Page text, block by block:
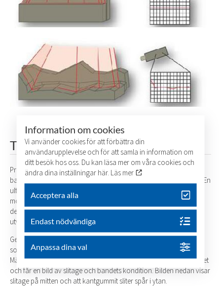
Tjockleksmätning med ultraljud
Primogum har utvecklat och tillverkat instrument för att mäta ett
bands tjocklek. Vi mäter såväl textilarmerade som stålkords band.En
ultraljudssond skickar en signal genom bandet. När ljudet studsar
mot ett skikt reflekteras ljudet tillbaka till mätsonden. Signalen
detekteras i en dator och registrering sker i dataprogrammet vi
utvecklat.
Genom att magnetisera stålcorden får vi ut en bild på alla skador,
som redovisas på ett överskådligt sätt för användaren.
Mätresultatet får vi ut på bild. Vi mäter på flera ställen utefter bandet
och får en bild av slitage och bandets kondition. Bilden nedan visar
slitage på mitten och att kantgummit sliter spår i ytan.
Information om cookies
Vi använder cookies för att förbättra din
användarupplevelse och för att samla in information om
ditt besök hos oss. Du kan läsa mer om våra cookies och
ändra dina inställningar här. Läs mer
Acceptera alla
Endast nödvändiga
Anpassa dina val